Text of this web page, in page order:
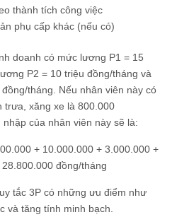
thành tích công việc
phụ cấp khác (nếu có)
doanh có mức lương P1 = 15
P2 = 10 triệu đồng/tháng và
tháng. Nếu nhân viên này có
trưa, xăng xe là 800.000
của nhân viên này sẽ là:
+ 10.000.000 + 3.000.000 +
đồng/tháng
tắc 3P có những ưu điểm như
và tăng tính minh bạch.